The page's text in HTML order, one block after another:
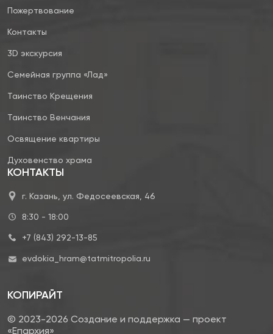
Пожертвование
Контакты
3D экскурсия
Семейная группа «Лад»
Таинство Крещения
Таинство Венчания
Освящение квартиры
Духовенство храма
КОНТАКТЫ
г. Казань, ул. Федосеевская, 46
8:30 - 18:00
+7 (843) 292-13-85
evdokia_hram@tatmitropolia.ru
КОПИРАЙТ
© 2023-2026 Создание и поддержка — проект
«Епархия»